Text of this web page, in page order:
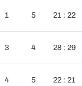
1 5 21 : 22
3 4 28 : 29
4 5 22 : 21